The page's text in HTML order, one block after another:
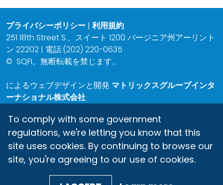
プライバシーポリシー | 利用規約
251 18th Street S.、スイート 1200 バージニア州アーリント
ン 22202 | 電話:(202) 220-0635
© SQFI。無断転載を禁じます。
によるウェブデザインと開発 マトリックスグループインタ
ーナショナル株式会社
To comply with some government
regulations, we're letting you know that this
site uses cookies. By continuing to browse our
site, you're agreeing to our use of cookies.